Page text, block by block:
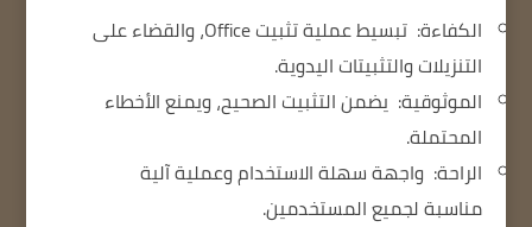
الكفاءة:
تبسيط عملية تثبيت Office، والقضاء على
التنزيلات والتثبيتات اليدوية.
الموثوقية: يضمن التثبيت الصحيح، ويمنع الأخطاء
المحتملة.
الراحة: واجهة سهلة الاستخدام وعملية آلية
مناسبة لجميع المستخدمين.